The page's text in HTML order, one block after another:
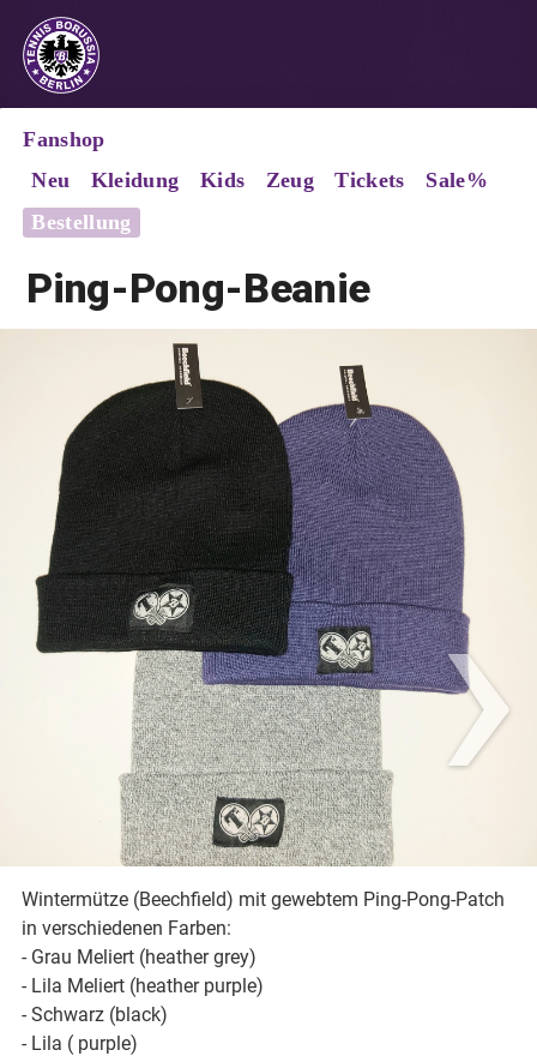
Fanshop
Neu
Kleidung Kids Zeug Tickets
Sale%
Bestellung
Ping-Pong-Beanie
›
Wintermütze (Beechfield) mit gewebtem Ping-Pong-Patch
in verschiedenen Farben:
- Grau Meliert (heather grey)
- Lila Meliert (heather purple)
- Schwarz (black)
- Lila ( purple)